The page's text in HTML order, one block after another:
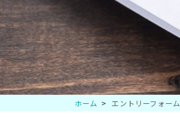
ホーム エントリーフォーム